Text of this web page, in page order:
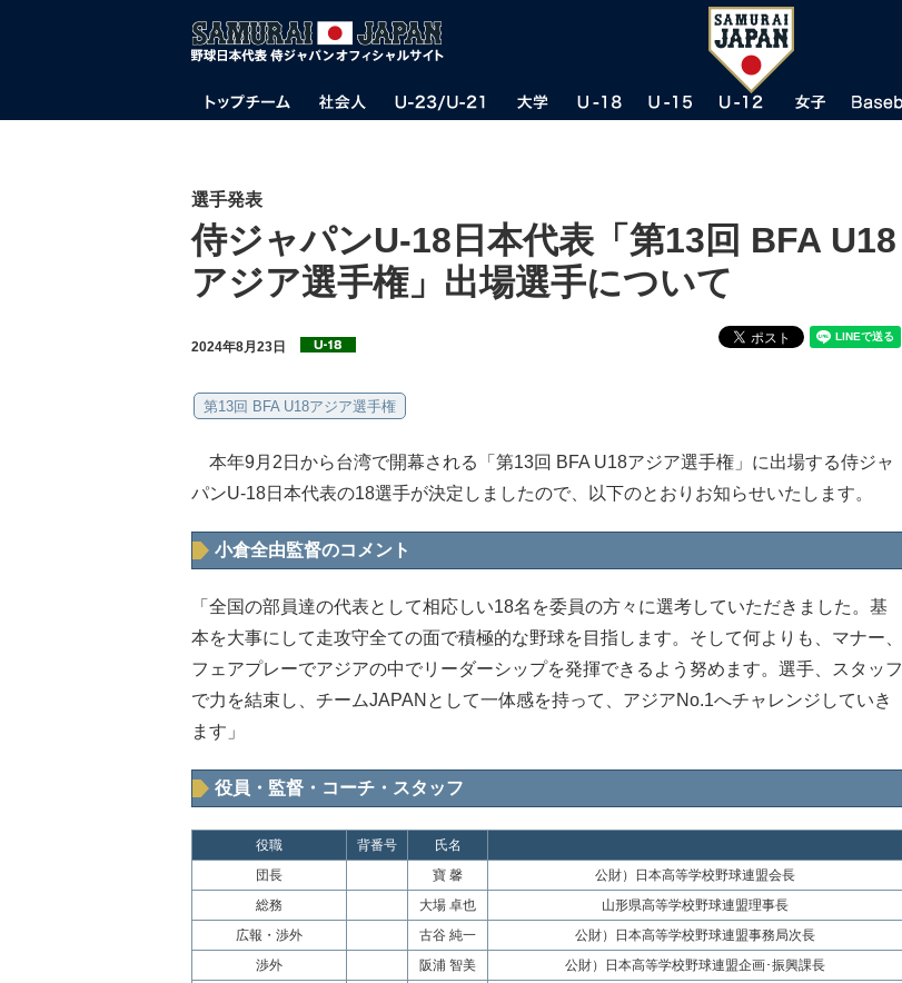
選手発表
侍ジャパンU-18日本代表「第13回 BFA U18
アジア選手権」出場選手について
2024年8月23日
第13回 BFA U18アジア選手権
本年9月2日から台湾で開幕される「第13回 BFA U18アジア選手権」に出場する侍ジャ
パンU-18日本代表の18選手が決定しましたので、以下のとおりお知らせいたします。
小倉全由監督のコメント
「全国の部員達の代表として相応しい18名を委員の方々に選考していただきました。基
本を大事にして走攻守全ての面で積極的な野球を目指します。そして何よりも、マナー、
フェアプレーでアジアの中でリーダーシップを発揮できるよう努めます。選手、スタッフ
で力を結束し、チームJAPANとして一体感を持って、アジアNo.1へチャレンジしていき
ます」
役員・監督・コーチ・スタッフ
役職 背番号
氏名
団長
寶 馨
公財）日本高等学校野球連盟会長
総務
大場 卓也
山形県高等学校野球連盟理事長
広報・渉外
古谷 純一
公財）日本高等学校野球連盟事務局次長
渉外
阪浦 智美
公財）日本高等学校野球連盟企画･振興課長